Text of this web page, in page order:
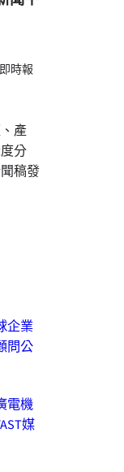
時報
產
分
稿發
企業
問公
電機
媒